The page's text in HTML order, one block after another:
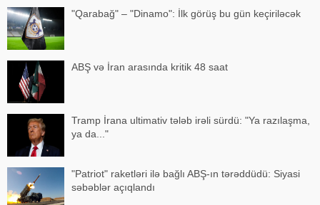
"Qarabağ" – "Dinamo": İlk görüş bu gün keçiriləcək
ABŞ və İran arasında kritik 48 saat
Tramp İrana ultimativ tələb irəli sürdü: "Ya razılaşma,
ya da..."
"Patriot" raketləri ilə bağlı ABŞ-ın tərəddüdü: Siyasi
səbəblər açıqlandı